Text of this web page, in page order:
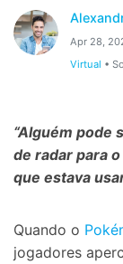
Proteção do
Apr 28,
Virtual •
“Alguém pode
de radar para
que estava
Quando o
jogadores